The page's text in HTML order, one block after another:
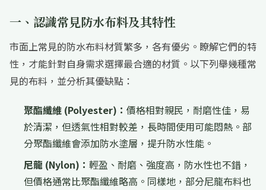
一、認識常見防水布料及其特性
市面上常見的防水布料材質繁多，各有優劣。瞭解它們的特
性，才能針對自身需求選擇最合適的材質。以下列舉幾種常
見的布料，並分析其優缺點：
聚酯纖維 (Polyester)： 價格相對親民，耐磨性佳，易
於清潔，但透氣性相對較差，長時間使用可能悶熱。部
分聚酯纖維會添加防水塗層，提升防水性能。
尼龍 (Nylon)： 輕盈、耐磨、強度高，防水性也不錯，
但價格通常比聚酯纖維略高。同樣地，部分尼龍布料也